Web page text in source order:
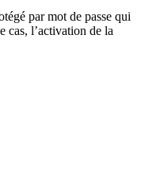
par mot de passe qui
cas, l’activation de la